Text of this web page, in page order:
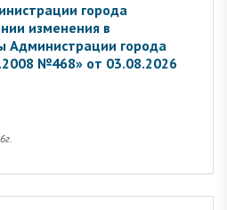
города
изменения в
Администрации города
№468» от 03.08.2026